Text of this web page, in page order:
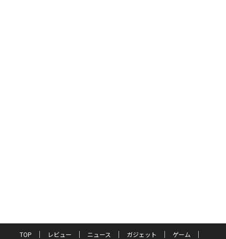
TOP レビュー ニュース ガジェット
ゲーム